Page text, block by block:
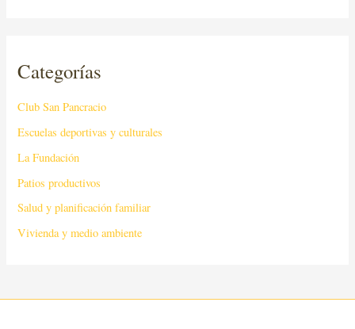
Categorías
Club San Pancracio
Escuelas deportivas y culturales
La Fundación
Patios productivos
Salud y planificación familiar
Vivienda y medio ambiente